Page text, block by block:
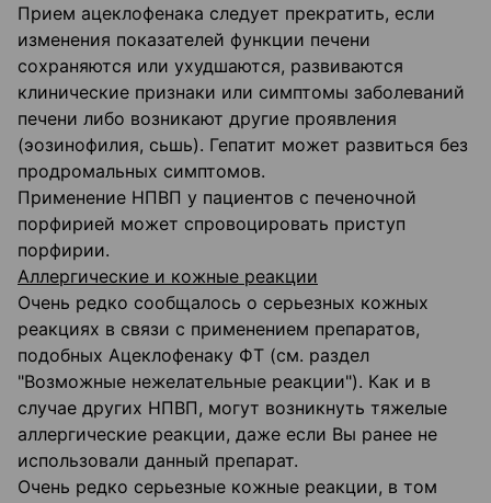
Прием ацеклофенака следует прекратить, если
изменения показателей функции печени
сохраняются или ухудшаются, развиваются
клинические признаки или симптомы заболеваний
печени либо возникают другие проявления
(эозинофилия, сьшь). Гепатит может развиться без
продромальных симптомов.
Применение НПВП у пациентов с печеночной
порфирией может спровоцировать приступ
порфирии.
Аллергические и кожные реакции
Очень редко сообщалось о серьезных кожных
реакциях в связи с применением препаратов,
подобных Ацеклофенаку ФТ (см. раздел
"Возможные нежелательные реакции"). Как и в
случае других НПВП, могут возникнуть тяжелые
аллергические реакции, даже если Вы ранее не
использовали данный препарат.
Очень редко серьезные кожные реакции, в том